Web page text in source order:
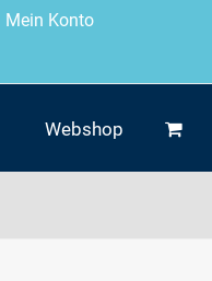
Mein Konto
Webshop